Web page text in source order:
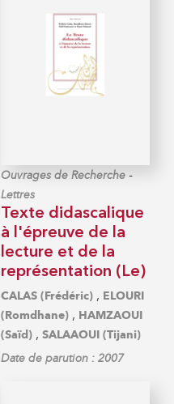
Ouvrages de Recherche -
Lettres
Texte didascalique
à l'épreuve de la
lecture et de la
représentation (Le)
CALAS (Frédéric) , ELOURI
(Romdhane) , HAMZAOUI
(Saïd) , SALAAOUI (Tijani)
Date de parution : 2007